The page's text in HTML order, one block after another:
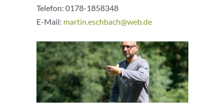
Telefon: 0178-1858348
E-Mail: martin.eschbach@web.de